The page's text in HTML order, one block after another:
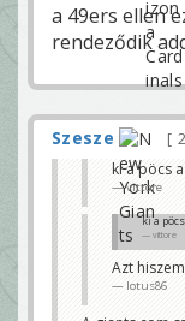
a 49ers ellen
rendeződik
Szesze
ki a pöcs
vittore
ki a
vittore
Azt
lotus86